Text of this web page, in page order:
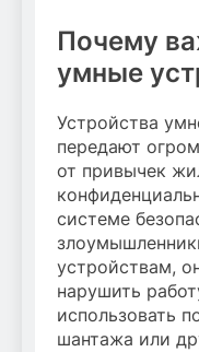
Почему
умные
Устройства
передают
от привычек
системе
устройствам,
нарушить
использовать
шантажа или